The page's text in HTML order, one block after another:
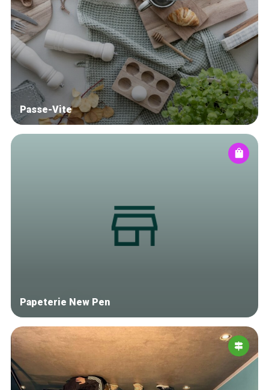
De beste adressen
Blog
Winkelwijken
Tops 10
De ambachtslieden
Over ons
Passe-Vite
Papeterie New Pen